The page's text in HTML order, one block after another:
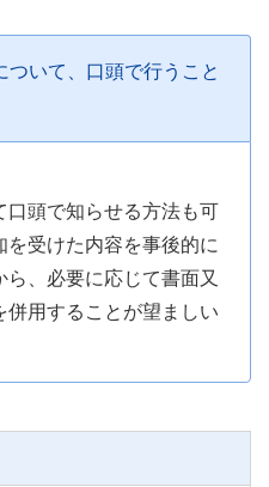
ついて、口頭で行うこと
口頭で知らせる方法も可
受けた内容を事後的に
、必要に応じて書面又
併用することが望ましい